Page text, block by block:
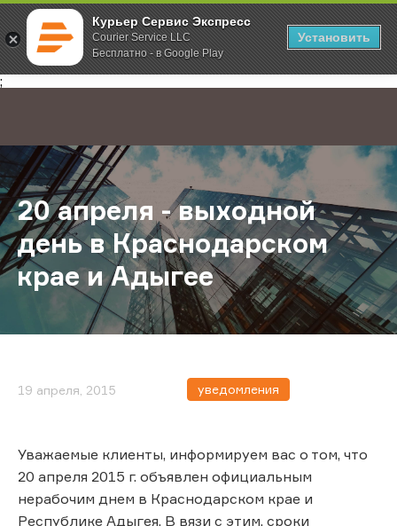
Курьер Сервис Экспресс
Courier Service LLC
Бесплатно - в Google Play
Установить
;
Главная О компании Новости 20 апреля - выходной день в
20 апреля - выходной
день в Краснодарском
крае и Адыгее
19 апреля, 2015 уведомления
Уважаемые клиенты, информируем вас о том, что
20 апреля 2015 г. объявлен официальным
нерабочим днем в Краснодарском крае и
Республике Адыгея. В вязи с этим, сроки